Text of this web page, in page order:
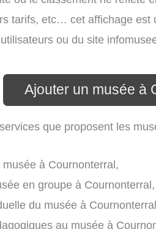
tarifs, etc… cet affichage est
ou du site
Ajouter un musée à
que proposent les
à Cournonterral,
en groupe à Cournonterral,
du musée à
au musée à